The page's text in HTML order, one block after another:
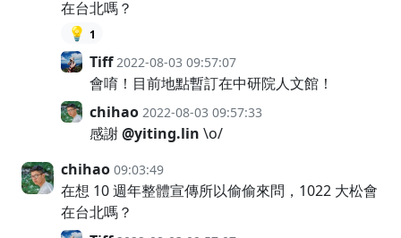
在台北嗎？
💡 1
Tiff 2022-08-03 09:57:07
會唷！目前地點暫訂在中研院人文館！
chihao 2022-08-03 09:57:33
感謝@yiting.lin \o/
chihao 09:03:49
在想 10 週年整體宣傳所以偷偷來問，1022 大松會
在台北嗎？